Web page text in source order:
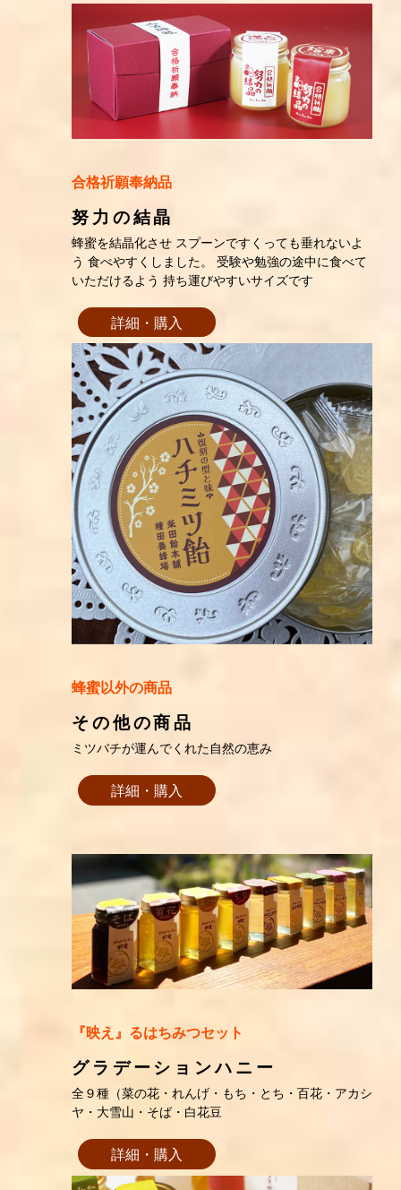
合格祈願奉納品
努力の結晶
蜂蜜を結晶化させ スプーンですくっても垂れないよ
う 食べやすくしました。 受験や勉強の途中に食べて
いただけるよう 持ち運びやすいサイズです
詳細・購入
蜂蜜以外の商品
その他の商品
ミツバチが運んでくれた自然の恵み
詳細・購入
『映え』るはちみつセット
グラデーションハニー
全９種（菜の花・れんげ・もち・とち・百花・アカシ
ヤ・大雪山・そば・白花豆
詳細・購入